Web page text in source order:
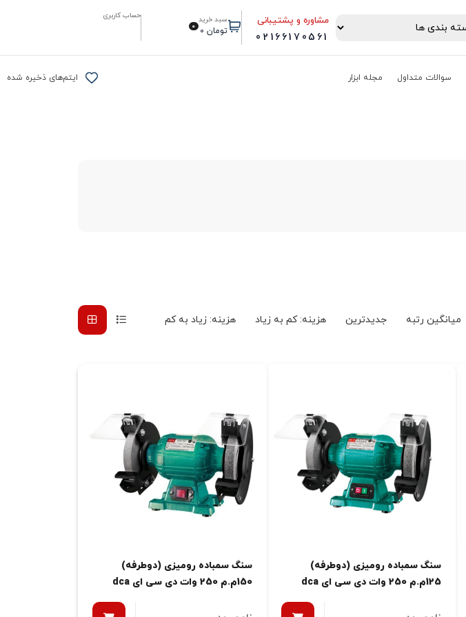
سبد خرید
0تومان 0 مشاوره و پشتیبانی
02166170561
حساب کاربری
سوالات متداول مجله ابزار ایتم‌های ذخیره شده
میانگین رتبه جدیدترین هزینه: کم به زیاد هزینه: زیاد به کم
سنگ سمباده رومیزی (دوطرفه)
125م.م 250 وات دی سی ای dca
سنگ سمباده رومیزی (دوطرفه)
150م.م 250 وات دی سی ای dca